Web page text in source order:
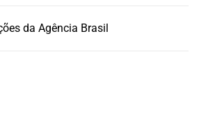
da Agência Brasil